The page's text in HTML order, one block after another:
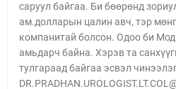
саруул байгаа. Би бөөрөнд
ам.долларын цалин авч, тэр
компанитай болсон. Одоо би
амьдарч байна. Хэрэв та
тулгараад байгаа эсвэл